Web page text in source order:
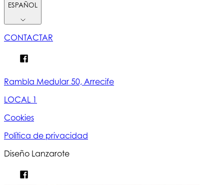
ESPAÑOL
CONTACTAR
Rambla Medular 50, Arrecife
LOCAL 1
Cookies
Política de privacidad
Diseño Lanzarote